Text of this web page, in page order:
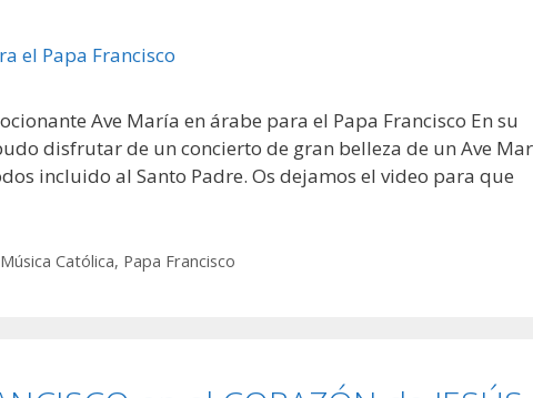
Ave María en árabe para el Papa Francisco En su
disfrutar de un concierto de gran belleza de un Ave
incluido al Santo Padre. Os dejamos el video para que
Música Católica, Papa Francisco